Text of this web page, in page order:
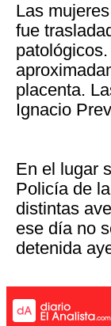
Las
fue
placenta.
Ignacio
En el lugar
Policía de
distintas
ese día no
detenida